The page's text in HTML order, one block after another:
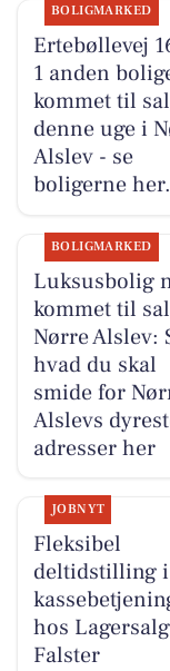
BOLIGMARKED
Ertebøllevej
1 anden
kommet til
denne uge i
Alslev - se
boligerne her.
BOLIGMARKED
Luksusbolig
kommet til
Nørre Alslev:
hvad du skal
smide for
Alslevs
adresser her
JOBNYT
Fleksibel
deltidstilling i
hos Lagersalg
Falster